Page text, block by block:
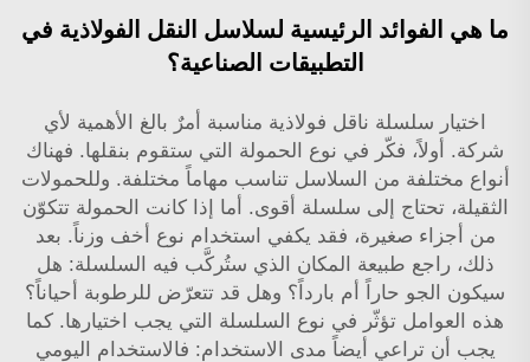
ما هي الفوائد الرئيسية لسلاسل النقل الفولاذية في
التطبيقات الصناعية؟
اختيار سلسلة ناقل فولاذية مناسبة أمرٌ بالغ الأهمية لأي
شركة. أولاً، فكّر في نوع الحمولة التي ستقوم بنقلها. فهناك
أنواع مختلفة من السلاسل تناسب مهاماً مختلفة. وللحمولات
الثقيلة، تحتاج إلى سلسلة أقوى. أما إذا كانت الحمولة تتكوّن
من أجزاء صغيرة، فقد يكفي استخدام نوع أخف وزناً. بعد
ذلك، راجع طبيعة المكان الذي ستُركَّب فيه السلسلة: هل
سيكون الجو حاراً أم بارداً؟ وهل قد تتعرّض للرطوبة أحياناً؟
هذه العوامل تؤثّر في نوع السلسلة التي يجب اختيارها. كما
يجب أن تراعي أيضاً مدى الاستخدام: فالاستخدام اليومي